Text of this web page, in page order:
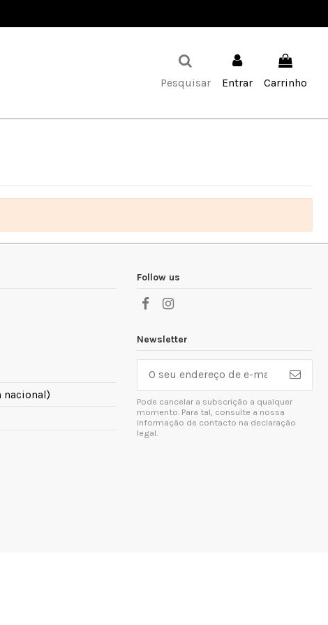
Pesquisar Entrar Carrinho
nacional)
Follow us
Newsletter
Pode cancelar a subscrição a qualquer
momento. Para tal, consulte a nossa
informação de contacto na declaração
legal.